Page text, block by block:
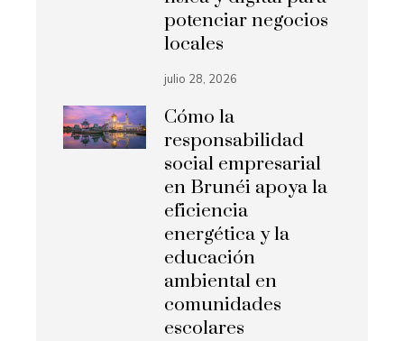
potenciar negocios
locales
julio 28, 2026
Cómo la
responsabilidad
social empresarial
en Brunéi apoya la
eficiencia
energética y la
educación
ambiental en
comunidades
escolares